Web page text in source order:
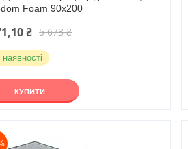
Foam 90х200
₴ 5 673 ₴
наявності
КУПИТИ